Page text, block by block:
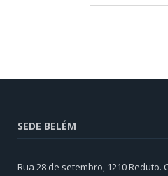
SEDE BELÉM
Rua 28 de setembro, 1210 Reduto.